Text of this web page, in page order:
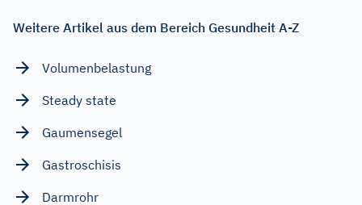
Weitere Artikel aus dem Bereich Gesundheit A-Z
Volumenbelastung
Steady state
Gaumensegel
Gastroschisis
Darmrohr